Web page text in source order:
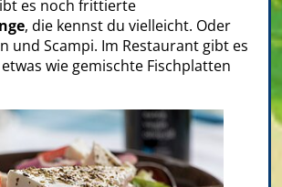
es noch frittierte
, die kennst du vielleicht. Oder
und Scampi. Im Restaurant gibt es
wie gemischte Fischplatten